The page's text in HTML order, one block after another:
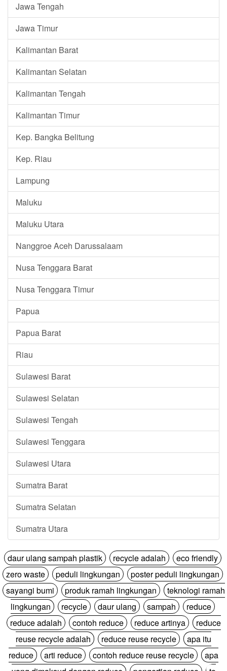
Jawa Tengah
Jawa Timur
Kalimantan Barat
Kalimantan Selatan
Kalimantan Tengah
Kalimantan Timur
Kep. Bangka Belitung
Kep. Riau
Lampung
Maluku
Maluku Utara
Nanggroe Aceh Darussalaam
Nusa Tenggara Barat
Nusa Tenggara Timur
Papua
Papua Barat
Riau
Sulawesi Barat
Sulawesi Selatan
Sulawesi Tengah
Sulawesi Tenggara
Sulawesi Utara
Sumatra Barat
Sumatra Selatan
Sumatra Utara
daur ulang sampah plastik recycle adalah
eco friendly
zero waste
peduli lingkungan
poster peduli lingkungan
sayangi bumi
produk ramah lingkungan
teknologi ramah
lingkungan
recycle daur ulang sampah
reduce
reduce adalah
contoh reduce reduce artinya
reduce
reuse recycle adalah
reduce reuse recycle
apa itu
reduce
arti reduce contoh reduce reuse recycle
apa